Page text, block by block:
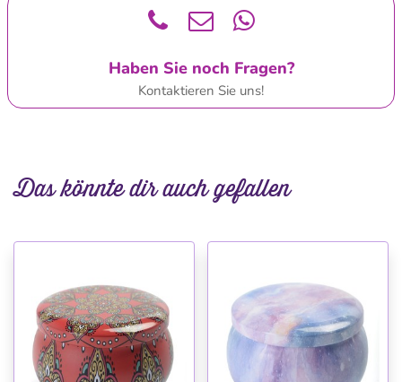
Haben Sie noch Fragen?
Kontaktieren Sie uns!
Das könnte dir auch gefallen